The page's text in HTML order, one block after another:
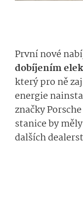
První nové
dobíjením
který pro ně
energie
značky
stanice by
dalších